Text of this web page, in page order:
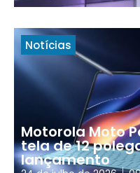
Notícias
Motorola Moto
tela de 12
lançamento